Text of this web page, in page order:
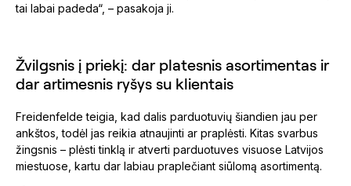
tai labai padeda“, – pasakoja ji.
Žvilgsnis į priekį: dar platesnis asortimentas ir
dar artimesnis ryšys su klientais
Freidenfelde teigia, kad dalis parduotuvių šiandien jau per
ankštos, todėl jas reikia atnaujinti ar praplėsti. Kitas svarbus
žingsnis – plėsti tinklą ir atverti parduotuves visuose Latvijos
miestuose, kartu dar labiau praplečiant siūlomą asortimentą.